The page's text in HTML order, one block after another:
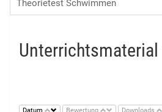
Unterrichtsmaterial
Datum Bewertung Downloads